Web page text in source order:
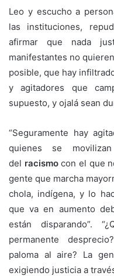
Leo y escucho a
las instituciones,
afirmar que nada
manifestantes no
posible, que hay
y agitadores que
supuesto, y ojalá sean
“Seguramente hay
quienes se
del racismocon el que
gente que marcha
chola, indígena, y lo
que va en aumento
están disparando”.
permanente
paloma al aire? La
exigiendo justicia a